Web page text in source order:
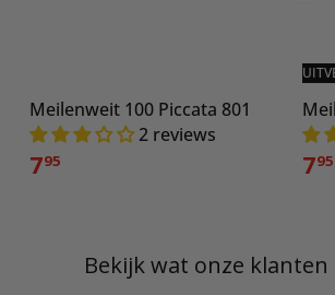
Meilenweit 100 Piccata 801
2 reviews
795 795
Bekijk wat onze klanten